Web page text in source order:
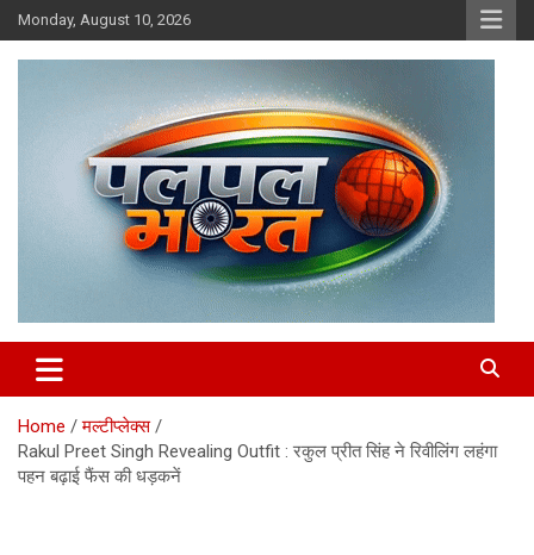
Skip
to
content
Monday, August 10, 2026
PalPalBharat.Com | न्यूज़ पोर्टल
Home
मल्टीप्लेक्स
Rakul Preet Singh Revealing Outfit : रकुल प्रीत सिंह ने रिवीलिंग लहंगा
पहन बढ़ाई फैंस की धड़कनें